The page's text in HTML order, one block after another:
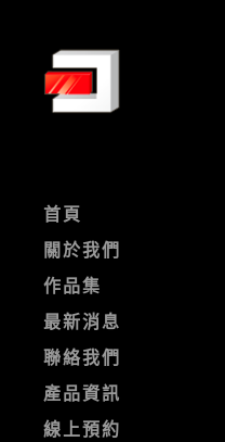
首頁
關於我們
作品集
最新消息
聯絡我們
產品資訊
線上預約